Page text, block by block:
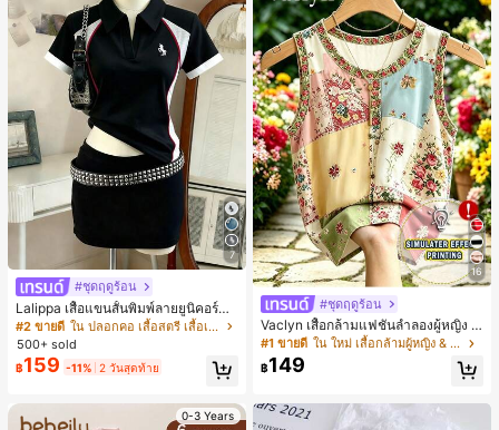
7
#ชุดฤดูร้อน
Lalippa เสื้อแขนสั้นพิมพ์ลายยูนิคอร์นล
ายทางสีตัดกันสำหรับผู้หญิง สไตล์วิทย
าลัย
#2 ขายดี
ใน ปลอกคอ เสื้อสตรี เสื้อเบลาส์ & Tee
500+ sold
฿159 -11% 2 วันสุดท้าย
0-3 Years
16
#ชุดฤดูร้อน
Vaclyn เสื้อกล้ามแฟชั่นลำลองผู้หญิง ล
ายแพตช์เวิร์ก แขนกุด คอกลม ติดกระดุ
ม
#1 ขายดี ใน ใหม่ เสื้อกล้ามผู้หญิง & Camis
฿149